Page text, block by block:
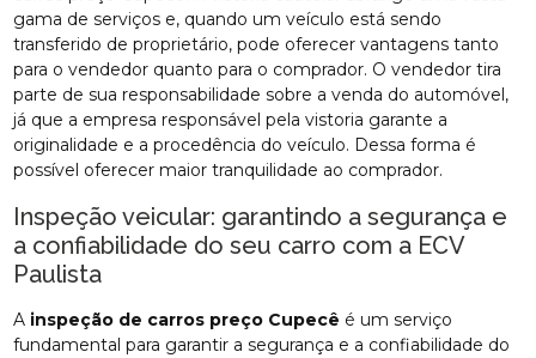
gama de serviços e, quando um veículo está sendo
transferido de proprietário, pode oferecer vantagens tanto
para o vendedor quanto para o comprador. O vendedor tira
parte de sua responsabilidade sobre a venda do automóvel,
já que a empresa responsável pela vistoria garante a
originalidade e a procedência do veículo. Dessa forma é
possível oferecer maior tranquilidade ao comprador.
Inspeção veicular: garantindo a segurança e
a confiabilidade do seu carro com a ECV
Paulista
A inspeção de carros preço Cupecê é um serviço
fundamental para garantir a segurança e a confiabilidade do